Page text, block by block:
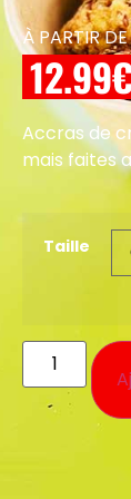
À PARTIR DE
12.99
Accras de
mais faites
Taille